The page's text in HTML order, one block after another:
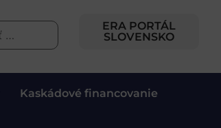
ERA PORTÁL
SLOVENSKO
Kaskádové financovanie